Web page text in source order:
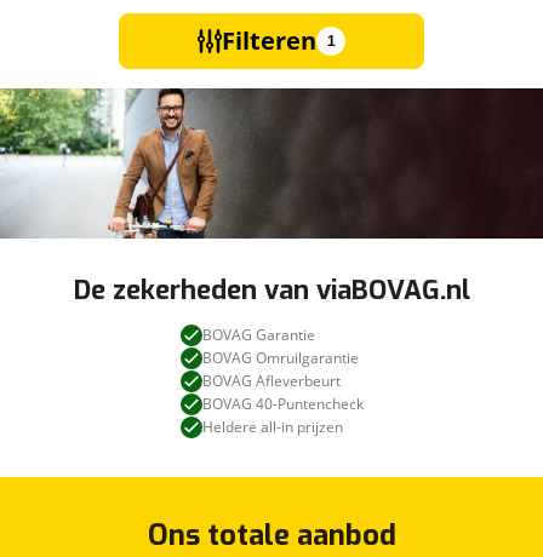
Filteren 1
De zekerheden van viaBOVAG.nl
BOVAG Garantie
BOVAG Omruilgarantie
BOVAG Afleverbeurt
BOVAG 40-Puntencheck
Heldere all-in prijzen
Ons totale aanbod